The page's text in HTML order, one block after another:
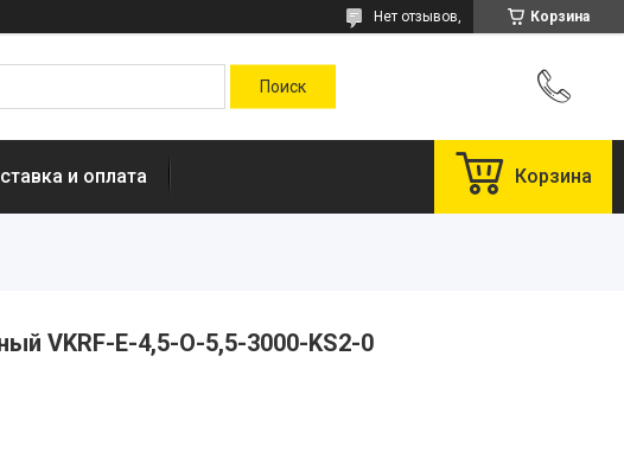
Корзина
Нет отзывов,
и оплата Корзина
VKRF-E-4,5-O-5,5-3000-KS2-0